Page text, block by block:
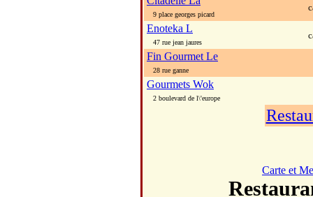
9 place georges picard
Enoteka L
47 rue jean jaures
Fin Gourmet Le
28 rue ganne
Gourmets Wok
2 boulevard de l\'europe
Carte et